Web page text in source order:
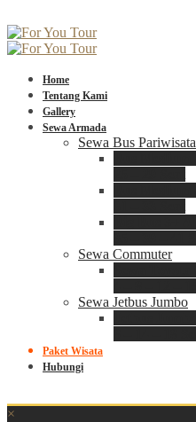
Home
Tentang Kami
Gallery
Sewa Armada
Sewa Bus Pariwisata
Sewa Commuter
Sewa Jetbus Jumbo
Paket Wisata
Hubungi
×